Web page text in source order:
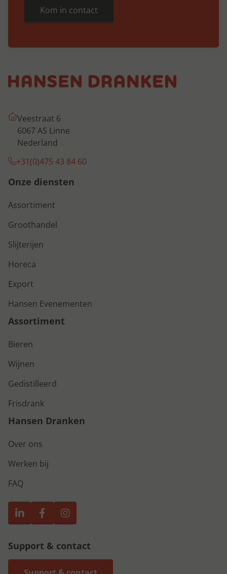
Kom in contact
Veestraat 6
6067 AS Linne
Nederland
+31(0)475 43 84 60
Onze diensten
Assortiment
Groothandel
Slijterijen
Horeca
Export
Hansen Evenementen
Assortiment
Bieren
Wijnen
Gedistilleerd
Frisdrank
Hansen Dranken
Over ons
Werken bij
FAQ
Support & contact